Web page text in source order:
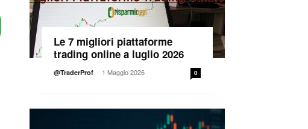
Le 7 migliori piattaforme
trading online a luglio 2026
@TraderProf - 1 Maggio 2026 0